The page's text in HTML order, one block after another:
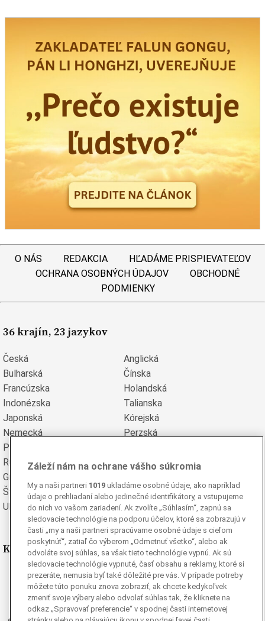
O NÁS REDAKCIA
HĽADÁME PRISPIEVATEĽOV
OCHRANA OSOBNÝCH ÚDAJOV
OBCHODNÉ
PODMIENKY
36 krajín, 23 jazykov
Česká
Anglická
Bulharská
Čínska
Francúzska
Holandská
Indonézska
Talianska
Japonská
Kórejská
Nemecká
Perzská
Poľská
Rumunská
Ruská
Grécka
Švédska
Turecká
Ukrajinská
Vietnamská
Kde nás nájdete
Facebook
Instagram
Ganjing
Záleží nám na ochrane vášho súkromia
My a naši partneri 1019 ukladáme osobné údaje, ako napríklad
údaje o prehliadaní alebo jedinečné identifikátory, a vstupujeme
do nich vo vašom zariadení. Ak zvolíte „Súhlasím“, zapnú sa
sledovacie technológie na podporu účelov, ktoré sa zobrazujú v
časti „my a naši partneri spracúvame osobné údaje s cieľom
poskytnúť“, zatiaľ čo výberom „Odmetnuť všetko“, alebo ak
odvoláte svoj súhlas, sa však tieto technológie vypnú. Ak sú
sledovacie technológie vypnuté, časť obsahu a reklamy, ktoré si
prezeráte, nemusia byť také dôležité pre vás. V prípade potreby
môžete túto ponuku znova zobraziť, ak chcete kedykoľvek
zmeniť svoje výbery alebo odvolať súhlas tak, že kliknete na
odkaz „Spravovať preferencie“ v spodnej časti internetovej